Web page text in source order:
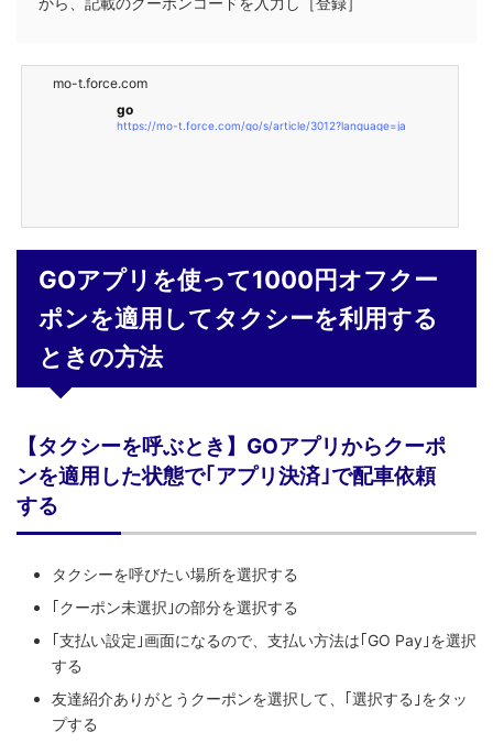
mo-t.force.com
go
https://mo-t.force.com/go/s/article/3012?language=ja
GOアプリを使って1000円オフクー
ポンを適用してタクシーを利用する
ときの方法
【タクシーを呼ぶとき】GOアプリからクーポ
ンを適用した状態で｢アプリ決済｣で配車依頼
する
タクシーを呼びたい場所を選択する
｢クーポン未選択｣の部分を選択する
｢支払い設定｣画面になるので、支払い方法は｢GO Pay｣を選択
する
友達紹介ありがとうクーポンを選択して、｢選択する｣をタッ
プする